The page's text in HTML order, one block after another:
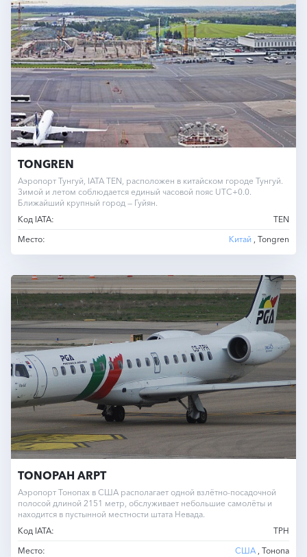
TONGREN
Аэропорт Тунгуй, IATA TEN, расположен в китайском городе Тунгуй.
Зимой и летом соблюдается единый часовой пояс UTC+0.0.
Ближайший крупный город — Гуйян.
Код IATA:
TEN
Место:
Китай , Tongren
TONOPAH ARPT
Аэропорт Тонопах в США располагает одной взлётно-посадочной
полосой длиной 2151 метр, обслуживает небольшие самолёты и
находится в пустынной местности штата Невада.
Код IATA:
TPH
Место:
США , Тонопа